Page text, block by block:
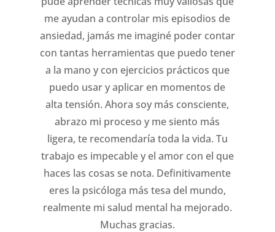
me ayudan a controlar mis episodios de
ansiedad, jamás me imaginé poder contar
con tantas herramientas que puedo tener
a la mano y con ejercicios prácticos que
puedo usar y aplicar en momentos de
alta tensión. Ahora soy más consciente,
abrazo mi proceso y me siento más
ligera, te recomendaría toda la vida. Tu
trabajo es impecable y el amor con el que
haces las cosas se nota. Definitivamente
eres la psicóloga más tesa del mundo,
realmente mi salud mental ha mejorado.
Muchas gracias.